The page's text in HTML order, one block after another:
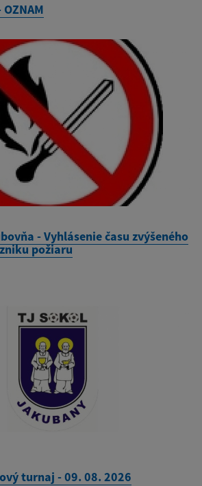
- Vyhlásenie času zvýšeného
požiaru
turnaj - 09. 08. 2026